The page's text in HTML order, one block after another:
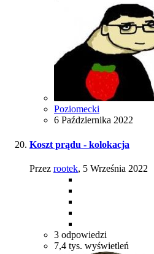
Poziomecki
6 Października 2022
Koszt prądu - kolokacja
Przez rootek, 5 Września 2022
3 odpowiedzi
7,4 tys. wyświetleń